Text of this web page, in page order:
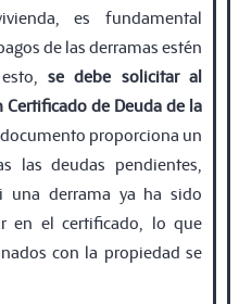
es fundamental
de las derramas estén
se debe solicitar al
de Deuda de la
documento proporciona un
las deudas pendientes,
una derrama ya ha sido
en el certiﬁcado, lo que
con la propiedad se